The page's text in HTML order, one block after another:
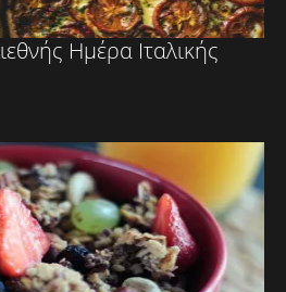
Ημέρα Ιταλικής